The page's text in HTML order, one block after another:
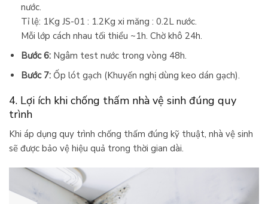
nước.
Tỉ lệ: 1Kg JS-01 : 1.2Kg xi măng : 0.2L nước.
Mỗi lớp cách nhau tối thiểu ~1h. Chờ khô 24h.
Bước 6:Ngâm test nước trong vòng 48h.
Bước 7:Ốp lót gạch (Khuyến nghị dùng keo dán gạch).
4. Lợi ích khi chống thấm nhà vệ sinh đúng quy
trình
Khi áp dụng quy trình chống thấm đúng kỹ thuật, nhà vệ sinh
sẽ được bảo vệ hiệu quả trong thời gian dài.